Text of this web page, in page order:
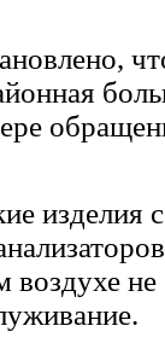
изделия
воздухе